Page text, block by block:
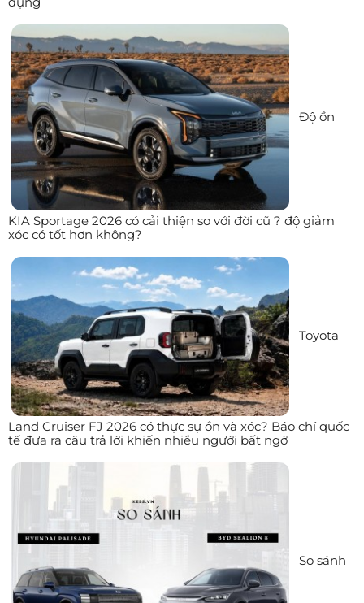
Độ ồn
KIA Sportage 2026 có cải thiện so với đời cũ ? độ giảm
xóc có tốt hơn không?
Toyota
Land Cruiser FJ 2026 có thực sự ồn và xóc? Báo chí quốc
tế đưa ra câu trả lời khiến nhiều người bất ngờ
So sánh